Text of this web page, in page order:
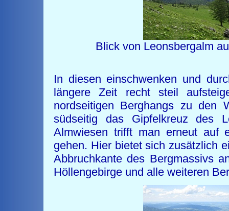
Blick von
In diesen einschwenken und
längere Zeit recht steil
nordseitigen Berghangs zu den
südseitig das Gipfelkreuz des
Almwiesen trifft man erneut auf
gehen. Hier bietet sich zusätzlich
Abbruchkante des Bergmassivs
Höllengebirge und alle weiteren